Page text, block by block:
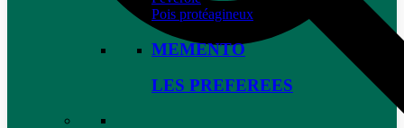
Pois protéagineux
MEMENTO
LES PREFEREES